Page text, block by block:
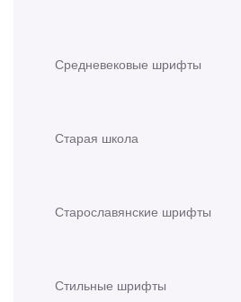
Средневековые шрифты
Старая школа
Старославянские шрифты
Стильные шрифты